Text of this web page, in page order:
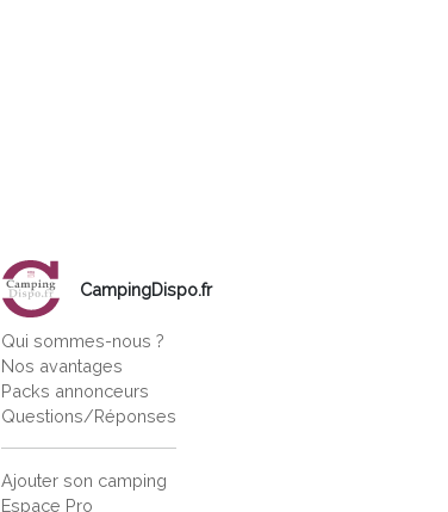
CampingDispo.fr
Qui sommes-nous ?
Nos avantages
Packs annonceurs
Questions/Réponses
Ajouter son camping
Espace Pro